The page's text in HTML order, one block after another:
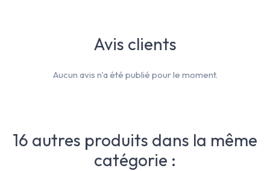
Avis clients
Aucun avis n'a été publié pour le moment.
16 autres produits dans la même
catégorie :